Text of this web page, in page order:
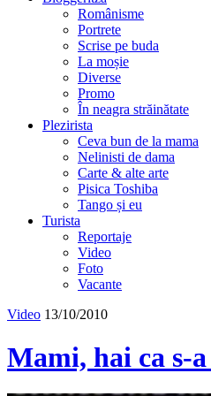
Românisme
Portrete
Scrise pe buda
La moșie
Diverse
Promo
În neagra străinătate
Plezirista
Ceva bun de la mama
Nelinisti de dama
Carte & alte arte
Pisica Toshiba
Tango și eu
Turista
Reportaje
Video
Foto
Vacante
Video 13/10/2010
Mami, hai ca s-